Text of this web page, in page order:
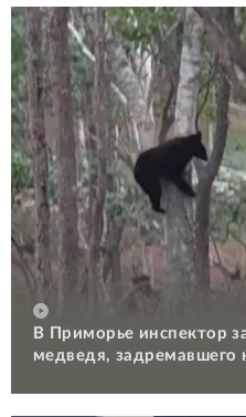
В Приморье инспектор
медведя, задремавшего